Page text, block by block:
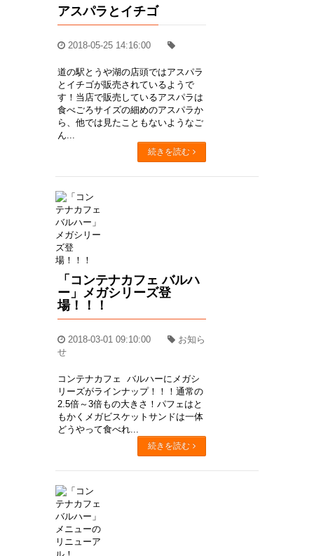
アスパラとイチゴ
2018-05-25 14:16:00
道の駅とうや湖の店頭ではアスパラ
とイチゴが販売されているようで
す！当店で販売しているアスパラは
食べごろサイズの細めのアスパラか
ら、他では見たこともないようなご
ん...
続きを読む
「コンテナカフェ バルハ
ー」メガシリーズ登
場！！！
2018-03-01 09:10:00
お知ら
せ
コンテナカフェ バルハーにメガシ
リーズがラインナップ！！！通常の
2.5倍～3倍もの大きさ！パフェはと
もかくメガビスケットサンドは一体
どうやって食べれ...
続きを読む